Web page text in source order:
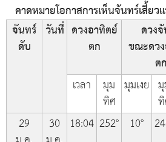
คาดหมายโอกาสการเห็นจันทร์เสี้
จันทร์
ดับ
วันที่ ดวงอาทิตย์
ตก
ดวง
ขณะดว
ตก
เวลา มุม
ทิศ
มุมเงย
29
30 18:04 252° 10°